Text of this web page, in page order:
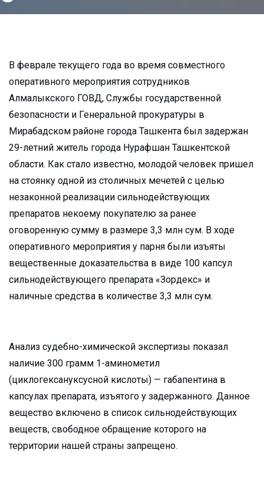
В феврале текущего года во время совместного
оперативного мероприятия сотрудников
Алмалыкского ГОВД, Службы государственной
безопасности и Генеральной прокуратуры в
Мирабадском районе города Ташкента был задержан
29-летний житель города Нурафшан Ташкентской
области. Как стало известно, молодой человек пришел
на стоянку одной из столичных мечетей с целью
незаконной реализации сильнодействующих
препаратов некоему покупателю за ранее
оговоренную сумму в размере 3,3 млн сум. В ходе
оперативного мероприятия у парня были изъяты
вещественные доказательства в виде 100 капсул
сильнодействующего препарата «Зордекс» и
наличные средства в количестве 3,3 млн сум.
Анализ судебно-химической экспертизы показал
наличие 300 грамм 1-аминометил
(циклогексануксусной кислоты) — габапентина в
капсулах препарата, изъятого у задержанного. Данное
вещество включено в список сильнодействующих
веществ, свободное обращение которого на
территории нашей страны запрещено.